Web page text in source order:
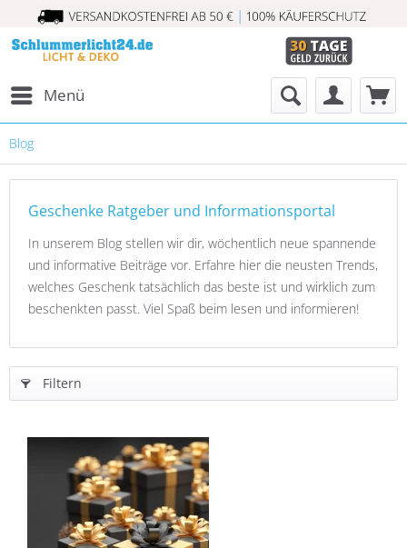
Menü
Blog
Geschenke Ratgeber und Informationsportal
In unserem Blog stellen wir dir, wöchentlich neue spannende
und informative Beiträge vor. Erfahre hier die neusten Trends,
welches Geschenk tatsächlich das beste ist und wirklich zum
beschenkten passt. Viel Spaß beim lesen und informieren!
Filtern